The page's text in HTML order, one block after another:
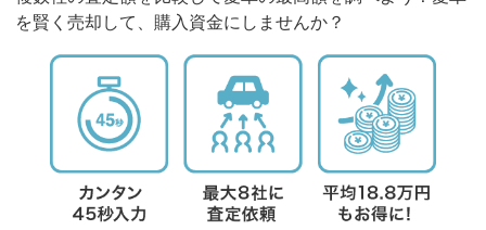
を賢く売却して、購入資金にしませんか？